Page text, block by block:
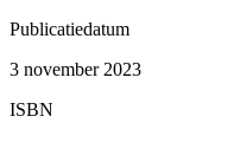
Publicatiedatum
3 november 2023
ISBN